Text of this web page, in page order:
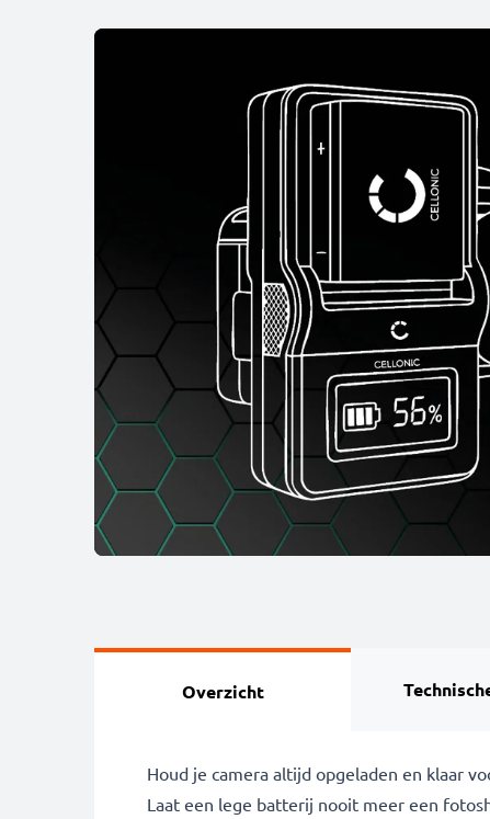
Overzicht
Houd je camera altijd opgeladen en klaar
Laat een lege batterij nooit meer een